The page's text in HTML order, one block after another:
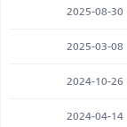
2025-08-30
2025-03-08
2024-10-26
2024-04-14